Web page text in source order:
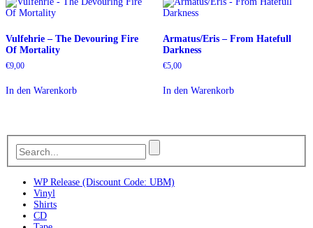
Vulfehrie – The Devouring Fire
Of Mortality
€9,00
In den Warenkorb
Armatus/Eris – From Hatefull
Darkness
€5,00
In den Warenkorb
WP Release (Discount Code: UBM)
Vinyl
Shirts
CD